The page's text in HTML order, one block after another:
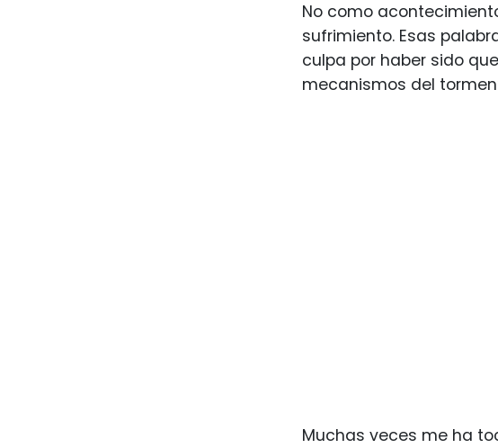
No como
sufrimiento. Esas
culpa por haber sido
mecanismos del
Muchas veces me ha